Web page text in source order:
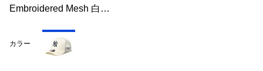
Embroidered Mesh 白…
カラー